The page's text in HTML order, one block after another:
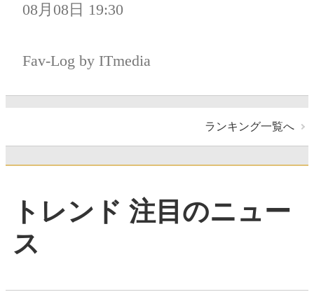
08月08日 19:30
Fav-Log by ITmedia
ランキング一覧へ
トレンド 注目のニュー
ス